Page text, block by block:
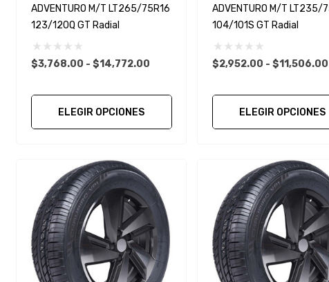
ADVENTURO M/T LT265/75R16
123/120Q GT Radial
$3,768.00 - $14,772.00
ELEGIR OPCIONES
ADVENTURO M/T LT235/
104/101S GT Radial
$2,952.00 - $11,506.00
ELEGIR OPCIONES